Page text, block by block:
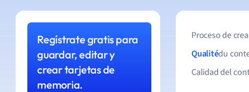
Regístrate gratis para
guardar, editar y
crear tarjetas de
memoria.
Proceso de
Qualitédu
Calidad del